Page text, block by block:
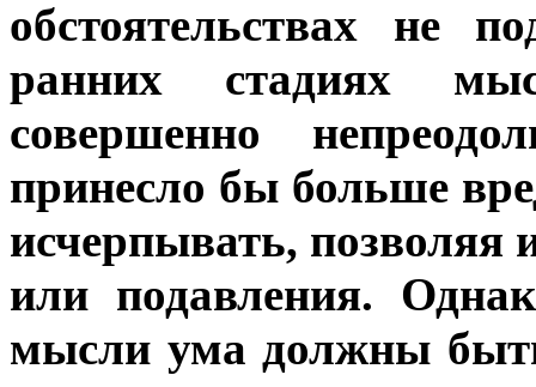
обстоятельствах не
ранних стадиях
совершенно
принесло бы больше
исчерпывать, позволяя
или подавления.
мысли ума должны